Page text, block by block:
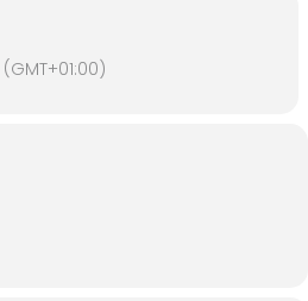
(GMT+01:00)